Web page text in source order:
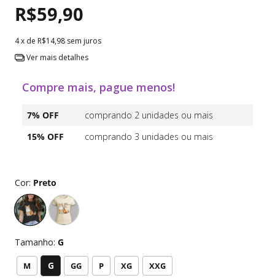
R$59,90
4x de R$14,98 sem juros
Ver mais detalhes
Compre mais, pague menos!
7% OFF
comprando 2 unidades ou mais
15% OFF
comprando 3 unidades ou mais
Cor: Preto
Tamanho: G
M G GG P XG XXG